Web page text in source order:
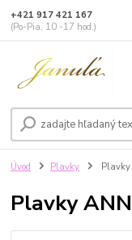
+421 917 421 167
(Po-Pia, 10 -17 hod.)
Úvod Plavky
Plavky